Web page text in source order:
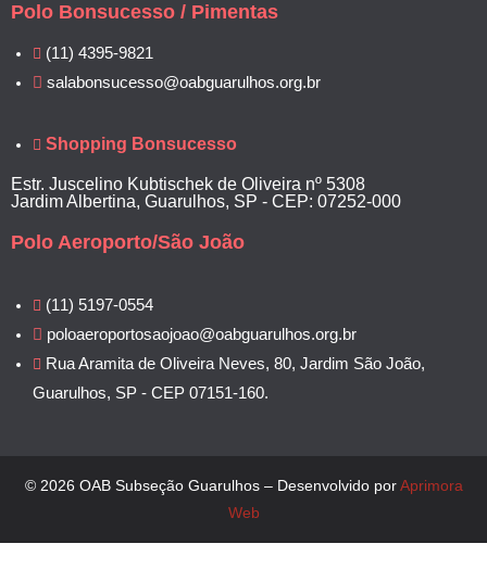
Polo Bonsucesso / Pimentas
(11) 4395-9821
salabonsucesso@oabguarulhos.org.br
Shopping Bonsucesso
Estr. Juscelino Kubtischek de Oliveira nº 5308
Jardim Albertina, Guarulhos, SP - CEP: 07252-000
Polo Aeroporto/São João
(11) 5197-0554
poloaeroportosaojoao@oabguarulhos.org.br
Rua Aramita de Oliveira Neves, 80, Jardim São João,
Guarulhos, SP - CEP 07151-160.
© 2026 OAB Subseção Guarulhos – Desenvolvido porAprimora
Web